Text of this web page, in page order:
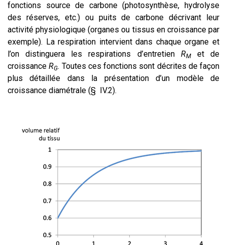
fonctions source de carbone (photosynthèse, hydrolyse
des réserves, etc.) ou puits de carbone décrivant leur
activité physiologique (organes ou tissus en croissance par
exemple). La respiration intervient dans chaque organe et
l’on distinguera les respirations d’entretien RMet de
croissanceRG. Toutes ces fonctions sont décrites de façon
plus détaillée dans la présentation d’un modèle de
croissance diamétrale (§ IV.2).